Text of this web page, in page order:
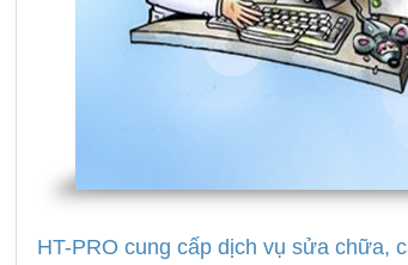
HT-PRO cung cấp dịch vụ sửa chữa,